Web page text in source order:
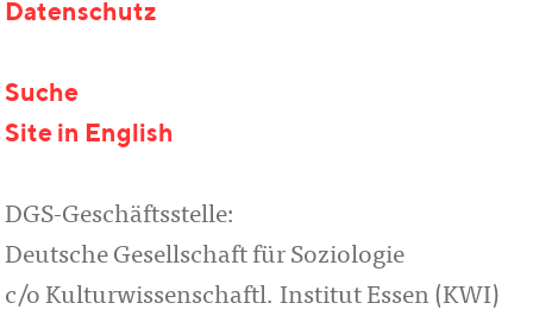
Datenschutz
Suche
Site in English
DGS-Geschäftsstelle:
Deutsche Gesellschaft für Soziologie
c/o Kulturwissenschaftl. Institut Essen (KWI)